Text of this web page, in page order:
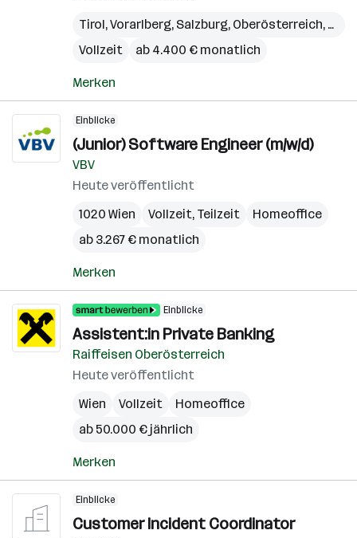
Tirol,Vorarlberg, Salzburg, Oberösterreich,
Vollzeit
ab 4.400 € monatlich
Merken
Einblicke
(Junior) Software Engineer (m/w/d)
VBV
Heute veröffentlicht
1020 Wien
Vollzeit, Teilzeit
Homeoffice
ab 3.267 € monatlich
Merken
Einblicke
Assistent:in Private Banking
Raiffeisen Oberösterreich
Heute veröffentlicht
Wien
Vollzeit
Homeoffice
ab 50.000 € jährlich
Merken
Einblicke
Customer Incident Coordinator